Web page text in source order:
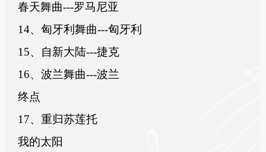
春天舞曲---罗马尼亚
14、匈牙利舞曲---匈牙利
15、自新大陆---捷克
16、波兰舞曲---波兰
终点
17、重归苏莲托
我的太阳